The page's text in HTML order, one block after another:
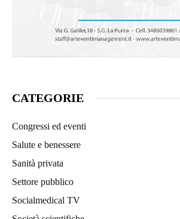
CATEGORIE
Congressi ed eventi
Salute e benessere
Sanità privata
Settore pubblico
Socialmedical TV